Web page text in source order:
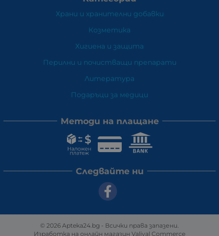
Храни и хранителни добавки
Козметика
Хигиена и защита
Перилни и почистващи препарати
Литература
Подаръци за медици
Методи на плащане
Следвайте ни
© 2026 Apteka24.bg - Всички права запазени.
Изработка на онлайн магазин Valival Commerce